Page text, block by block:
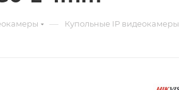
— Купольные IP видеокамеры